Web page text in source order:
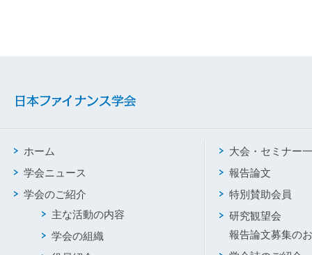
ホーム
学会ニュース
学会のご紹介
主な活動の内容
学会の組織
大会・セミナー
報告論文
特別賛助会員
研究観望会
報告論文募集の